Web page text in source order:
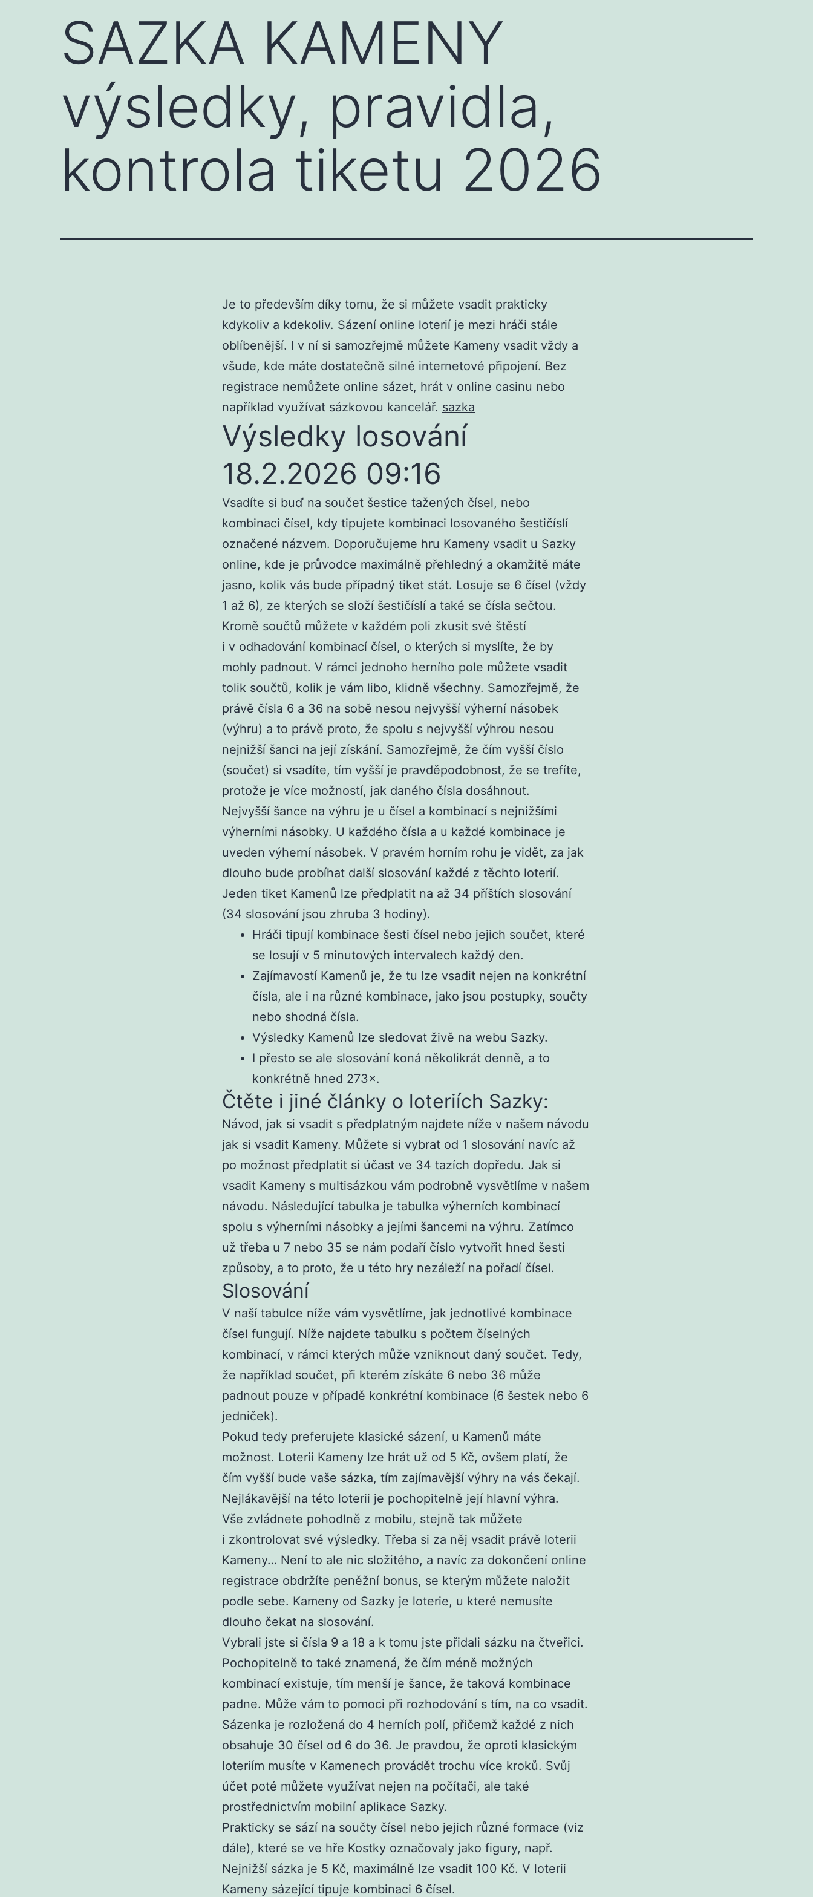
SAZKA KAMENY
výsledky, pravidla,
kontrola tiketu 2026
Je to především díky tomu, že si můžete vsadit prakticky
kdykoliv a kdekoliv. Sázení online loterií je mezi hráči stále
oblíbenější. I v ní si samozřejmě můžete Kameny vsadit vždy a
všude, kde máte dostatečně silné internetové připojení. Bez
registrace nemůžete online sázet, hrát v online casinu nebo
například využívat sázkovou kancelář. sazka
Výsledky losování
18.2.2026 09:16
Vsadíte si buď na součet šestice tažených čísel, nebo
kombinaci čísel, kdy tipujete kombinaci losovaného šestičíslí
označené názvem. Doporučujeme hru Kameny vsadit u Sazky
online, kde je průvodce maximálně přehledný a okamžitě máte
jasno, kolik vás bude případný tiket stát. Losuje se 6 čísel (vždy
1 až 6), ze kterých se složí šestičíslí a také se čísla sečtou.
Kromě součtů můžete v každém poli zkusit své štěstí
i v odhadování kombinací čísel, o kterých si myslíte, že by
mohly padnout. V rámci jednoho herního pole můžete vsadit
tolik součtů, kolik je vám libo, klidně všechny. Samozřejmě, že
právě čísla 6 a 36 na sobě nesou nejvyšší výherní násobek
(výhru) a to právě proto, že spolu s nejvyšší výhrou nesou
nejnižší šanci na její získání. Samozřejmě, že čím vyšší číslo
(součet) si vsadíte, tím vyšší je pravděpodobnost, že se trefíte,
protože je více možností, jak daného čísla dosáhnout.
Nejvyšší šance na výhru je u čísel a kombinací s nejnižšími
výherními násobky. U každého čísla a u každé kombinace je
uveden výherní násobek. V pravém horním rohu je vidět, za jak
dlouho bude probíhat další slosování každé z těchto loterií.
Jeden tiket Kamenů lze předplatit na až 34 příštích slosování
(34 slosování jsou zhruba 3 hodiny).
Hráči tipují kombinace šesti čísel nebo jejich součet, které
se losují v 5 minutových intervalech každý den.
Zajímavostí Kamenů je, že tu lze vsadit nejen na konkrétní
čísla, ale i na různé kombinace, jako jsou postupky, součty
nebo shodná čísla.
Výsledky Kamenů lze sledovat živě na webu Sazky.
I přesto se ale slosování koná několikrát denně, a to
konkrétně hned 273×.
Čtěte i jiné články o loteriích Sazky:
Návod, jak si vsadit s předplatným najdete níže v našem návodu
jak si vsadit Kameny. Můžete si vybrat od 1 slosování navíc až
po možnost předplatit si účast ve 34 tazích dopředu. Jak si
vsadit Kameny s multisázkou vám podrobně vysvětlíme v našem
návodu. Následující tabulka je tabulka výherních kombinací
spolu s výherními násobky a jejími šancemi na výhru. Zatímco
už třeba u 7 nebo 35 se nám podaří číslo vytvořit hned šesti
způsoby, a to proto, že u této hry nezáleží na pořadí čísel.
Slosování
V naší tabulce níže vám vysvětlíme, jak jednotlivé kombinace
čísel fungují. Níže najdete tabulku s počtem číselných
kombinací, v rámci kterých může vzniknout daný součet. Tedy,
že například součet, při kterém získáte 6 nebo 36 může
padnout pouze v případě konkrétní kombinace (6 šestek nebo 6
jedniček).
Pokud tedy preferujete klasické sázení, u Kamenů máte
možnost. Loterii Kameny lze hrát už od 5 Kč, ovšem platí, že
čím vyšší bude vaše sázka, tím zajímavější výhry na vás čekají.
Nejlákavější na této loterii je pochopitelně její hlavní výhra.
Vše zvládnete pohodlně z mobilu, stejně tak můžete
i zkontrolovat své výsledky. Třeba si za něj vsadit právě loterii
Kameny… Není to ale nic složitého, a navíc za dokončení online
registrace obdržíte peněžní bonus, se kterým můžete naložit
podle sebe. Kameny od Sazky je loterie, u které nemusíte
dlouho čekat na slosování.
Vybrali jste si čísla 9 a 18 a k tomu jste přidali sázku na čtveřici.
Pochopitelně to také znamená, že čím méně možných
kombinací existuje, tím menší je šance, že taková kombinace
padne. Může vám to pomoci při rozhodování s tím, na co vsadit.
Sázenka je rozložená do 4 herních polí, přičemž každé z nich
obsahuje 30 čísel od 6 do 36. Je pravdou, že oproti klasickým
loteriím musíte v Kamenech provádět trochu více kroků. Svůj
účet poté můžete využívat nejen na počítači, ale také
prostřednictvím mobilní aplikace Sazky.
Prakticky se sází na součty čísel nebo jejich různé formace (viz
dále), které se ve hře Kostky označovaly jako figury, např.
Nejnižší sázka je 5 Kč, maximálně lze vsadit 100 Kč. V loterii
Kameny sázející tipuje kombinaci 6 čísel.